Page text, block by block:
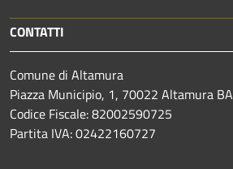
CONTATTI
Comune di Altamura
Piazza Municipio, 1, 70022 Altamura BA
Codice Fiscale: 82002590725
Partita IVA: 02422160727